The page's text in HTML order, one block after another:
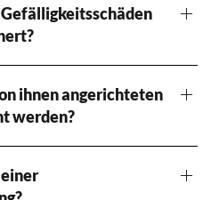
ihnen angerichteten
werden?